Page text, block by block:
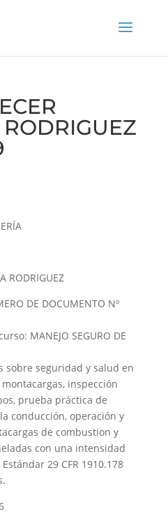
RODRIGUEZ
DE DOCUMENTO Nº
MANEJO SEGURO DE
sobre seguridad y salud en
inspección
prueba práctica de
conducción, operación y
de combustion y
con una intensidad
29 CFR 1910.178